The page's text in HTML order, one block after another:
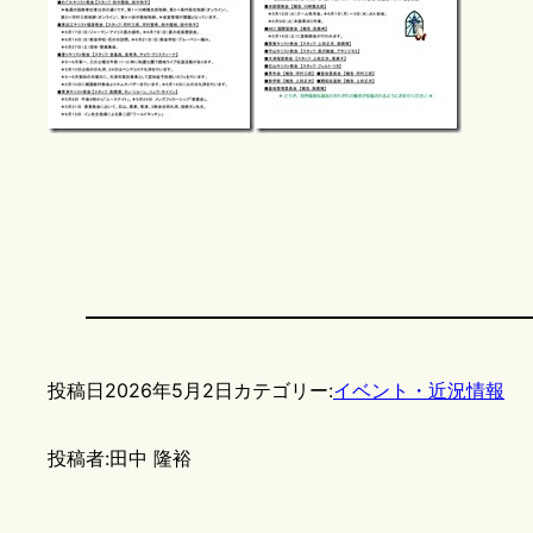
投稿日2026年5月2日 カテゴリー:イベント・近況情報
投稿者:田中 隆裕